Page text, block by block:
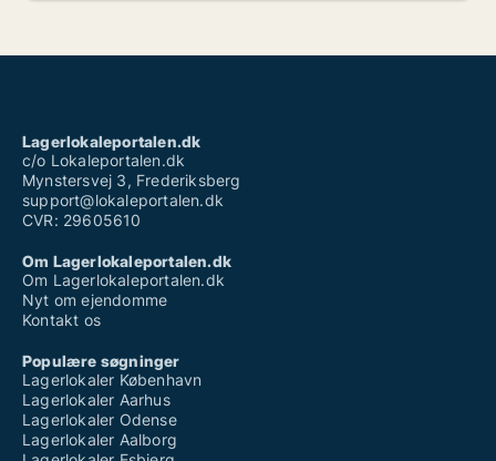
Lagerlokaleportalen.dk
c/o Lokaleportalen.dk
Mynstersvej 3, Frederiksberg
support@lokaleportalen.dk
CVR: 29605610
Om Lagerlokaleportalen.dk
Om Lagerlokaleportalen.dk
Nyt om ejendomme
Kontakt os
Populære søgninger
Lagerlokaler København
Lagerlokaler Aarhus
Lagerlokaler Odense
Lagerlokaler Aalborg